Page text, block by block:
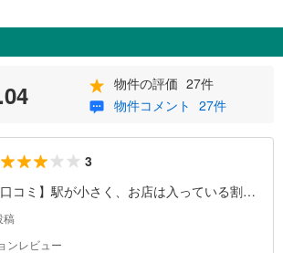
物件の評価 27件
物件コメント 27件
3
コミ】駅が小さく、お店は入っている割に
きる場所がないこと。
稿
ンレビュー